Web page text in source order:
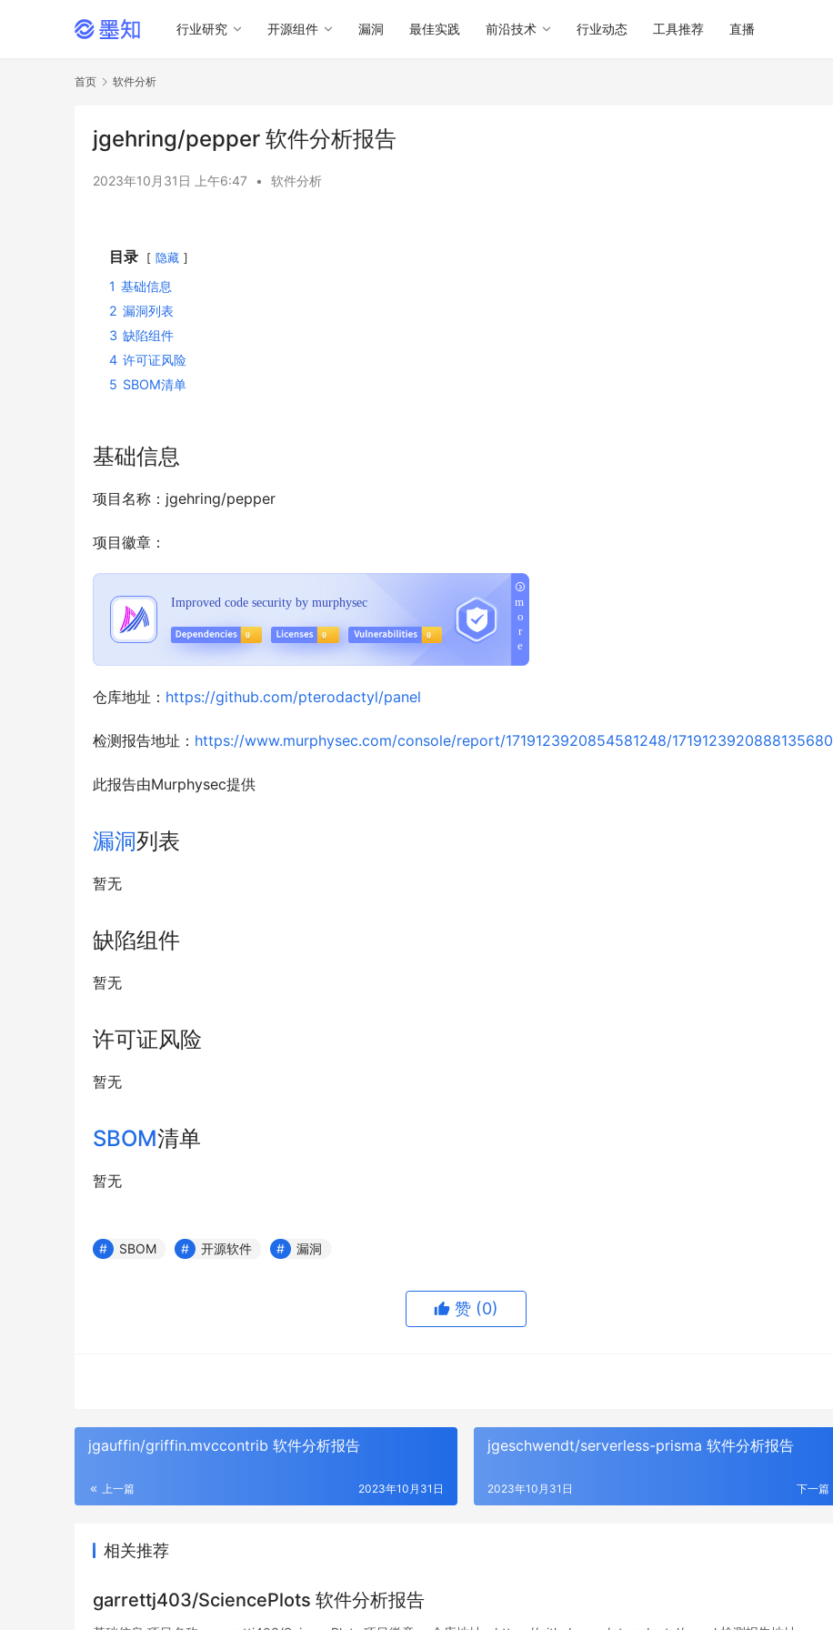
行业研究 开源组件 漏洞 最佳实践 前沿技术 行业动态 工具推荐 直播
首页 软件分析
jgehring/pepper 软件分析报告
2023年10月31日 上午6:47 • 软件分析
目录 隐藏
1 基础信息
2 漏洞列表
3 缺陷组件
4 许可证风险
5 SBOM清单
基础信息
项目名称：jgehring/pepper
项目徽章：
仓库地址： https://github.com/pterodactyl/panel
检测报告地址： https://www.murphysec.com/console/report/1719123920854581248/1719123920888135680
此报告由Murphysec提供
漏洞列表
暂无
缺陷组件
暂无
许可证风险
暂无
SBOM清单
暂无
SBOM 开源软件 漏洞
赞 (0)
jgauffin/griffin.mvccontrib 软件分析报告
上一篇 2023年10月31日
jgeschwendt/serverless-prisma 软件分析报告
下一篇
2023年10月31日
相关推荐
garrettj403/SciencePlots 软件分析报告